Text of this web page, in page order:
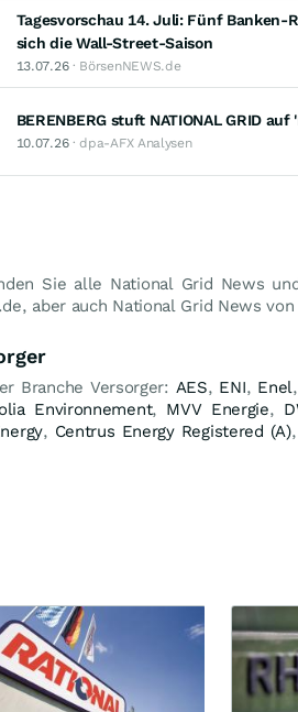
Tagesvorschau 14. Juli: Fünf
sich die Wall-Street-Saison
13.07.26· BörsenNEWS.de
BERENBERG stuft NATIONAL GRID auf
10.07.26· dpa-AFX Analysen
Sie alle National Grid News
aber auch National Grid News
Branche Versorger: AES, ENI, Enel,
Environnement, MVV Energie,
, Centrus Energy Registered (A),